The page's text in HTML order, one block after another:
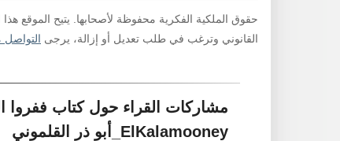
حقوق الملكية الفكرية محفوظة لأصحابها. يتيح الموقع
القانوني وترغب في طلب تعديل أو إزالة، يرجى التواصل
ElKalamooney_أبو ذر القلموني